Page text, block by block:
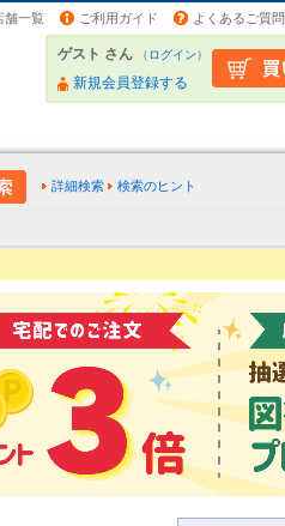
舗一覧 ご利用ガイド よくあるご質問
ゲスト さん （ログイン）
新規会員登録する
詳細検索 検索のヒント